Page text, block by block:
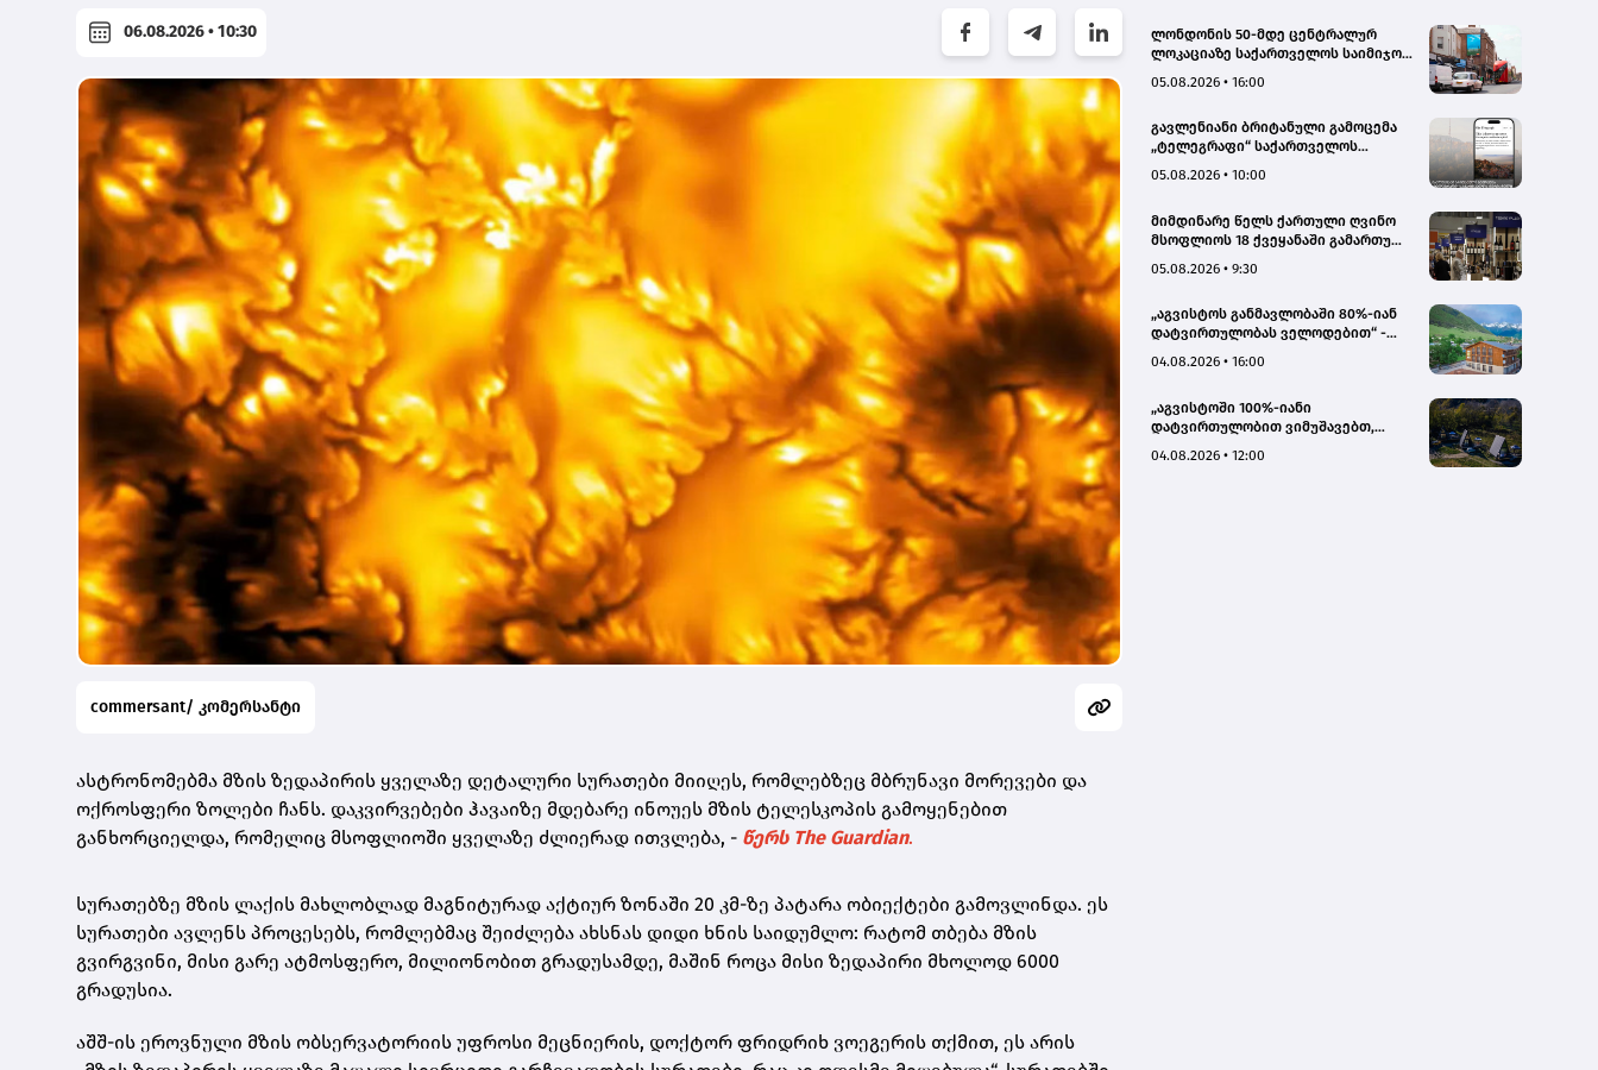
06.08.2026 • 10:30
commersant/ კომერსანტი
ასტრონომებმა მზის ზედაპირის ყველაზე დეტალური სურათები მიიღეს, რომლებზეც მბრუნავი მორევები და
ოქროსფერი ზოლები ჩანს. დაკვირვებები ჰავაიზე მდებარე ინოუეს მზის ტელესკოპის გამოყენებით
განხორციელდა, რომელიც მსოფლიოში ყველაზე ძლიერად ითვლება, - წერს The Guardian.
სურათებზე მზის ლაქის მახლობლად მაგნიტურად აქტიურ ზონაში 20 კმ-ზე პატარა ობიექტები გამოვლინდა. ეს
სურათები ავლენს პროცესებს, რომლებმაც შეიძლება ახსნას დიდი ხნის საიდუმლო: რატომ თბება მზის
გვირგვინი, მისი გარე ატმოსფერო, მილიონობით გრადუსამდე, მაშინ როცა მისი ზედაპირი მხოლოდ 6000
გრადუსია.
აშშ-ის ეროვნული მზის ობსერვატორიის უფროსი მეცნიერის, დოქტორ ფრიდრიხ ვოეგერის თქმით, ეს არის
ლონდონის 50-მდე ცენტრალურ
ლოკაციაზე საქართველოს საიმიჯო
05.08.2026 • 16:00
გავლენიანი ბრიტანული გამოცემა
„ტელეგრაფი“ საქართველოს
სტატიების ციკლს აქვეყნებს
05.08.2026 • 10:00
მიმდინარე წელს ქართული ღვინო
მსოფლიოს 18 ქვეყანაში გამართულ
წარმოდგენილი
05.08.2026 • 9:30
„აგვისტოს განმავლობაში 80%-იან
დატვირთულობას ველოდებით“ -
04.08.2026 • 16:00
„აგვისტოში 100%-იანი
დატვირთულობით ვიმუშავებთ,
სექტემბერშიც ნარჩუნდება“ - HAERI
04.08.2026 • 12:00